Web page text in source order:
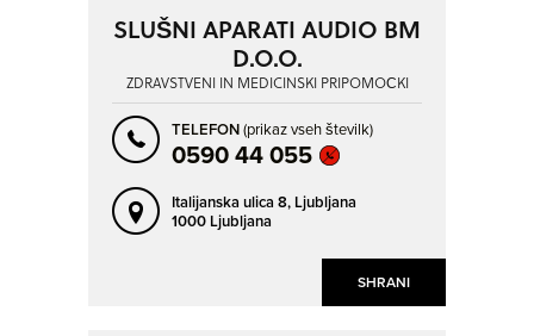
SHRANI
SLUŠNI APARATI AUDIO BM
D.O.O.
ZDRAVSTVENI IN MEDICINSKI PRIPOMOČKI
TELEFON(prikaz vseh številk)
0590 44 055
Italijanska ulica 8, Ljubljana
1000 Ljubljana